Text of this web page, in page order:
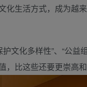
化生活方式，成为越
文化多样性”、“公
比这些还要更崇高和